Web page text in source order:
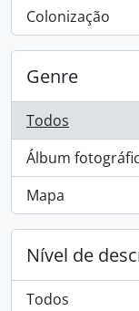
Colonização
, 2 resultados
Genre
Todos
Álbum
, 62 resultados
Mapa
, 1 resultados
Nível de
Todos